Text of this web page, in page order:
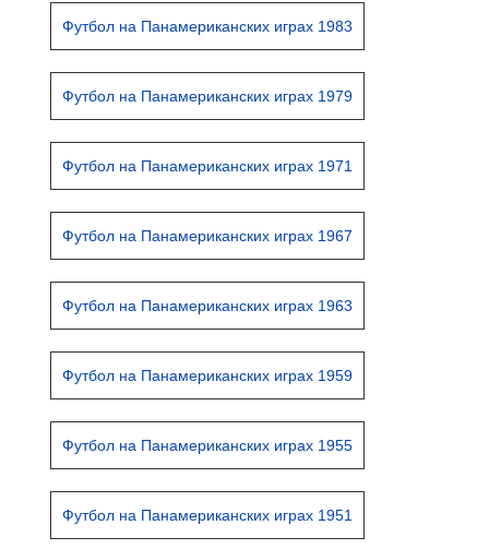
Футбол на Панамериканских играх 1983
Футбол на Панамериканских играх 1979
Футбол на Панамериканских играх 1971
Футбол на Панамериканских играх 1967
Футбол на Панамериканских играх 1963
Футбол на Панамериканских играх 1959
Футбол на Панамериканских играх 1955
Футбол на Панамериканских играх 1951